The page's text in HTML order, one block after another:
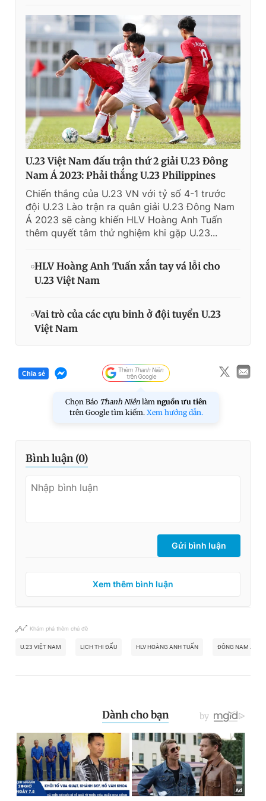
U.23 Việt Nam đấu trận thứ 2 giải U.23 Đông
Nam Á 2023: Phải thắng U.23 Philippines
Chiến thắng của U.23 VN với tỷ số 4-1 trước
đội U.23 Lào trận ra quân giải U.23 Đông Nam
Á 2023 sẽ càng khiến HLV Hoàng Anh Tuấn
thêm quyết tâm thử nghiệm khi gặp U.23...
HLV Hoàng Anh Tuấn xắn tay vá lỗi cho
U.23 Việt Nam
Vai trò của các cựu binh ở đội tuyển U.23
Việt Nam
Chia sẻ
Chọn Báo Thanh Niên làm nguồn ưu tiên
trên Google tìm kiếm. Xem hướng dẫn.
Bình luận (0)
Gửi bình luận
Xem thêm bình luận
Khám phá thêm chủ đề
U.23 VIỆT NAM LỊCH THI ĐẤU HLV HOÀNG ANH TUẤN ĐÔNG NAM Á